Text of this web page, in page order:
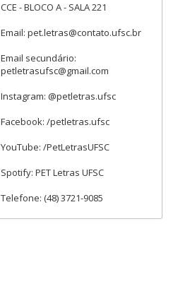
CCE - BLOCO A - SALA 221
Email: pet.letras@contato.ufsc.br
Email secundário:
petletrasufsc@gmail.com
Instagram: @petletras.ufsc
Facebook: /petletras.ufsc
YouTube: /PetLetrasUFSC
Spotify: PET Letras UFSC
Telefone: (48) 3721-9085